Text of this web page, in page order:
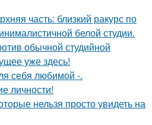
часть: близкий ракурс по
белой студии.
обычной студийной
уже здесь!
себя любимой -.
личности!
нельзя просто увидеть на